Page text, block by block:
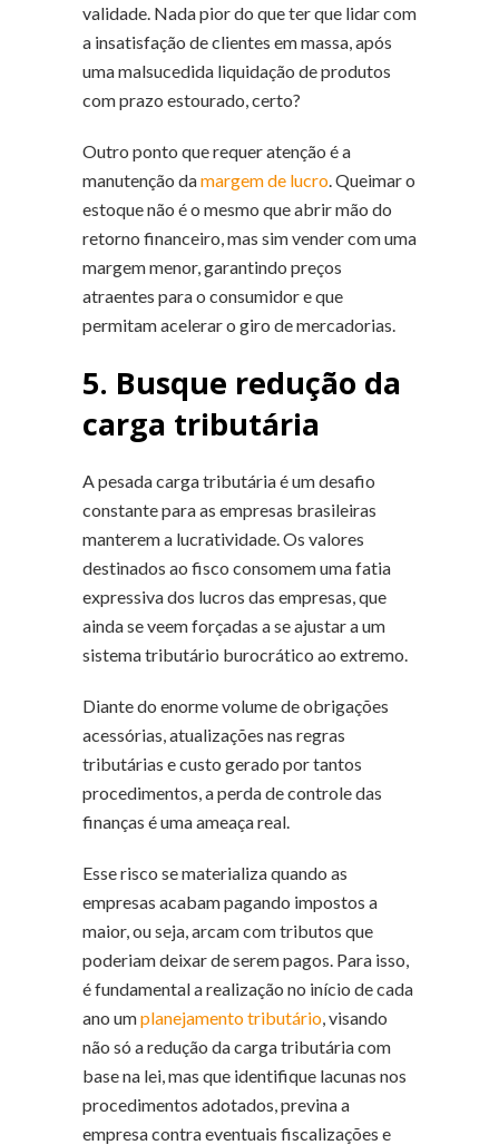
validade. Nada pior do que ter que lidar com
a insatisfação de clientes em massa, após
uma malsucedida liquidação de produtos
com prazo estourado, certo?
Outro ponto que requer atenção é a
manutenção damargem de lucro . Queimar o
estoque não é o mesmo que abrir mão do
retorno financeiro, mas sim vender com uma
margem menor, garantindo preços
atraentes para o consumidor e que
permitam acelerar o giro de mercadorias.
5. Busque redução da
carga tributária
A pesada carga tributária é um desafio
constante para as empresas brasileiras
manterem a lucratividade. Os valores
destinados ao fisco consomem uma fatia
expressiva dos lucros das empresas, que
ainda se veem forçadas a se ajustar a um
sistema tributário burocrático ao extremo.
Diante do enorme volume de obrigações
acessórias, atualizações nas regras
tributárias e custo gerado por tantos
procedimentos, a perda de controle das
finanças é uma ameaça real.
Esse risco se materializa quando as
empresas acabam pagando impostos a
maior, ou seja, arcam com tributos que
poderiam deixar de serem pagos. Para isso,
é fundamental a realização no início de cada
ano umplanejamento tributário , visando
não só a redução da carga tributária com
base na lei, mas que identifique lacunas nos
procedimentos adotados, previna a
empresa contra eventuais fiscalizações e